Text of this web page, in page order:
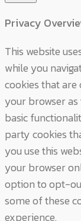
Privacy
This website
while you
cookies that are
your browser
basic
party cookies
you use this
your browser
option to opt-
some of these
experience.